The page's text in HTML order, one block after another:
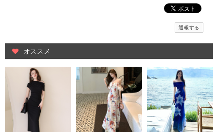
通報する
オススメ